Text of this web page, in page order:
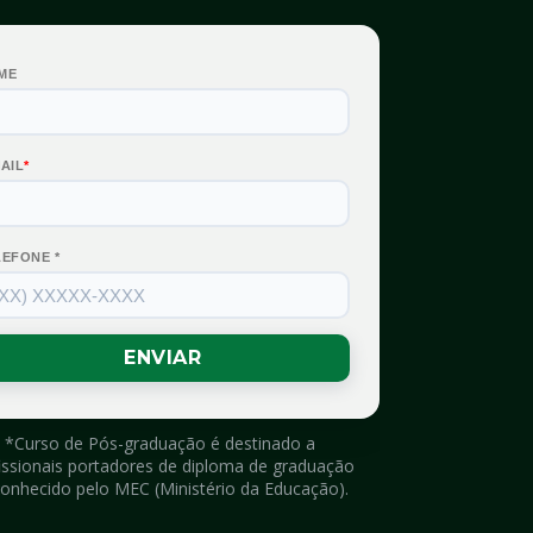
*Curso de Pós-graduação é destinado a
portadores de diploma de graduação
pelo MEC (Ministério da Educação).